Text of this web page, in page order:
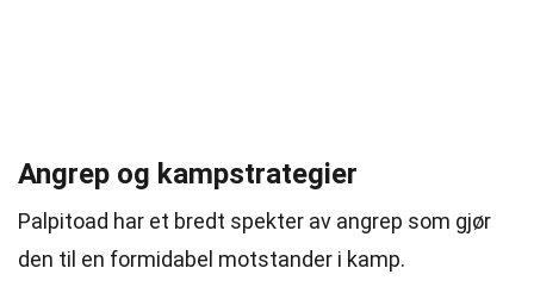
Angrep og kampstrategier
Palpitoad har et bredt spekter av angrep som gjør
den til en formidabel motstander i kamp.